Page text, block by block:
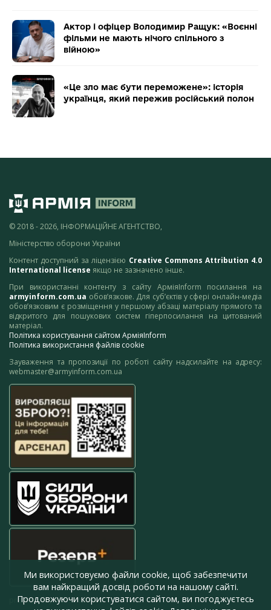
Актор і офіцер Володимир Ращук: «Воєнні
фільми не мають нічого спільного з
війною»
«Це зло має бути переможене»: історія
українця, який пережив російський полон
© 2018 - 2026, ІНФОРМАЦІЙНЕ АГЕНТСТВО,
Міністерство оборони України
Контент доступний за ліцензією Creative Commons Attribution 4.0
International license якщо не зазначено інше.
При використанні контенту з сайту АрміяInform посилання на
armyinform.com.ua обов’язкове. Для суб’єктів у сфері онлайн-медіа
обов’язковим є розміщення у першому абзаці матеріалу прямого та
відкритого для пошукових систем гіперпосилання на цитований
матеріал.
Політика користування сайтом АрміяInform
Політика використання файлів cookie
Зауваження та пропозиції по роботі сайту надсилайте на адресу:
webmaster@armyinform.com.ua
press@armyinform.com.ua
Ми використовуємо файли cookie, щоб забезпечити
вам найкращий досвід роботи на нашому сайті.
Продовжуючи користуватися сайтом, ви погоджуєтесь